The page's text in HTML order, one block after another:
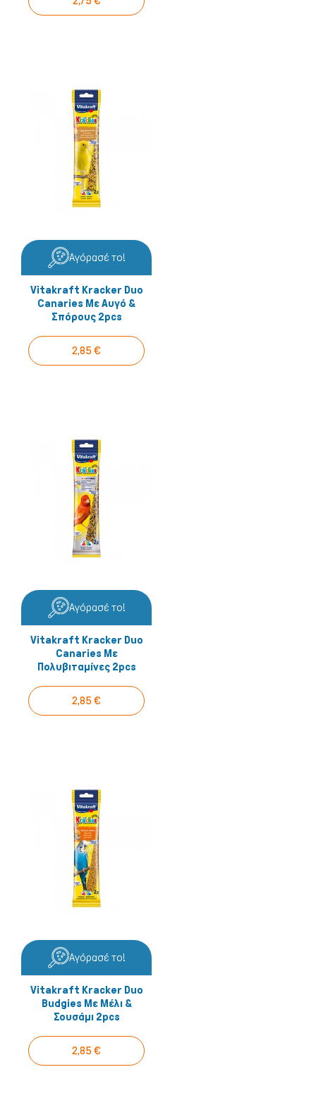
Αγόρασέ το!
Vitakraft Kracker Duo
Canaries Με Αυγό &
Σπόρους 2pcs
2,85 €
Αγόρασέ το!
Vitakraft Kracker Duo
Canaries Με
Πολυβιταμίνες 2pcs
2,85 €
Αγόρασέ το!
Vitakraft Kracker Duo
Budgies Με Μέλι &
Σουσάμι 2pcs
2,85 €